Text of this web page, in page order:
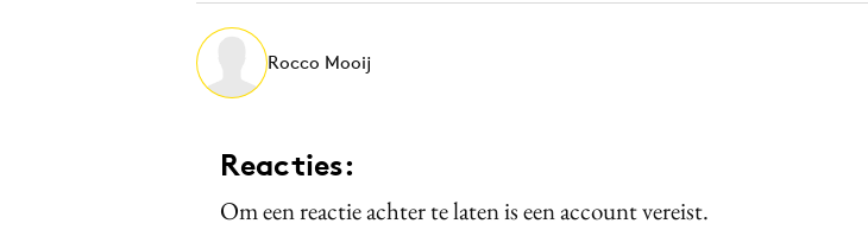
Rocco Mooij
Reacties:
Om een reactie achter te laten is een account vereist.